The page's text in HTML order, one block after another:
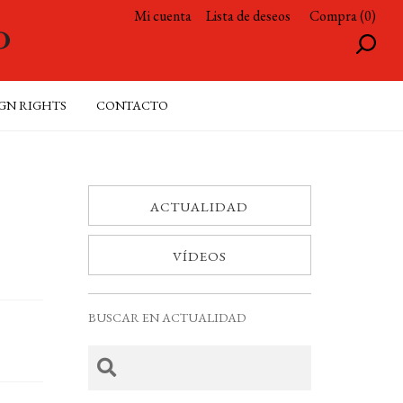
Mi cuenta Lista de deseos Compra (0)
RIGHTS CONTACTO
ACTUALIDAD
VÍDEOS
BUSCAR EN ACTUALIDAD